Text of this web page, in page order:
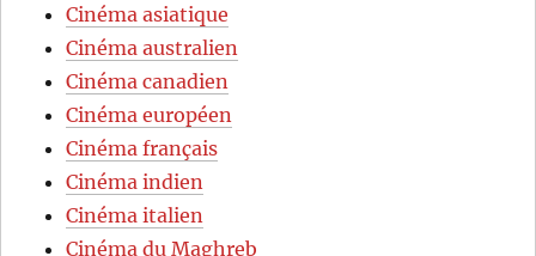
Cinéma asiatique
Cinéma australien
Cinéma canadien
Cinéma européen
Cinéma français
Cinéma indien
Cinéma italien
Cinéma du Maghreb